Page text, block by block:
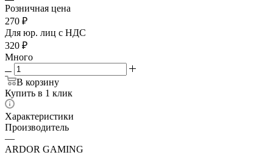
Розничная цена
270 ₽
Для юр. лиц c НДС
320 ₽
Много
В корзину
Купить в 1 клик
Характеристики
Производитель
—
ARDOR GAMING